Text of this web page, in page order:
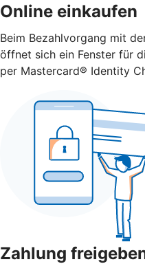
Online einkaufen
Beim Bezahlvorgang mit
öffnet sich ein Fenster für
per Mastercard® Identity
Zahlung